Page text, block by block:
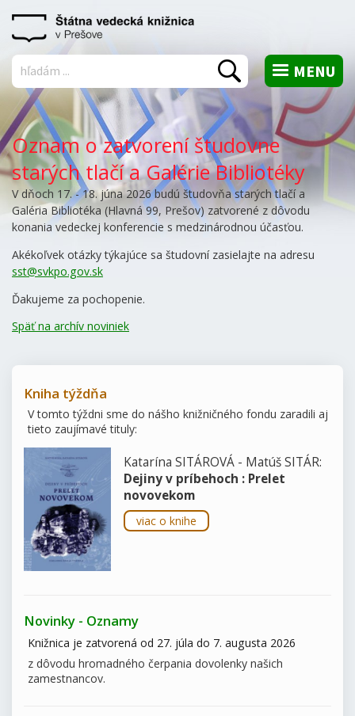
MENU
Vyhľadať
Oznam o zatvorení študovne
starých tlačí a Galérie Bibliotéky
V dňoch 17. - 18. júna 2026 budú študovňa starých tlačí a
Galéria Bibliotéka (Hlavná 99, Prešov) zatvorené z dôvodu
konania vedeckej konferencie s medzinárodnou účasťou.
Akékoľvek otázky týkajúce sa študovní zasielajte na adresu
sst@svkpo.gov.sk
Ďakujeme za pochopenie.
Späť na archív noviniek
Kniha týždňa
V tomto týždni sme do nášho knižničného fondu zaradili aj
tieto zaujímavé tituly:
Katarína SITÁROVÁ - Matúš SITÁR:
Dejiny v príbehoch : Prelet
novovekom
viac o knihe
Novinky - Oznamy
Knižnica je zatvorená od 27. júla do 7. augusta 2026
z dôvodu hromadného čerpania dovolenky našich
zamestnancov.